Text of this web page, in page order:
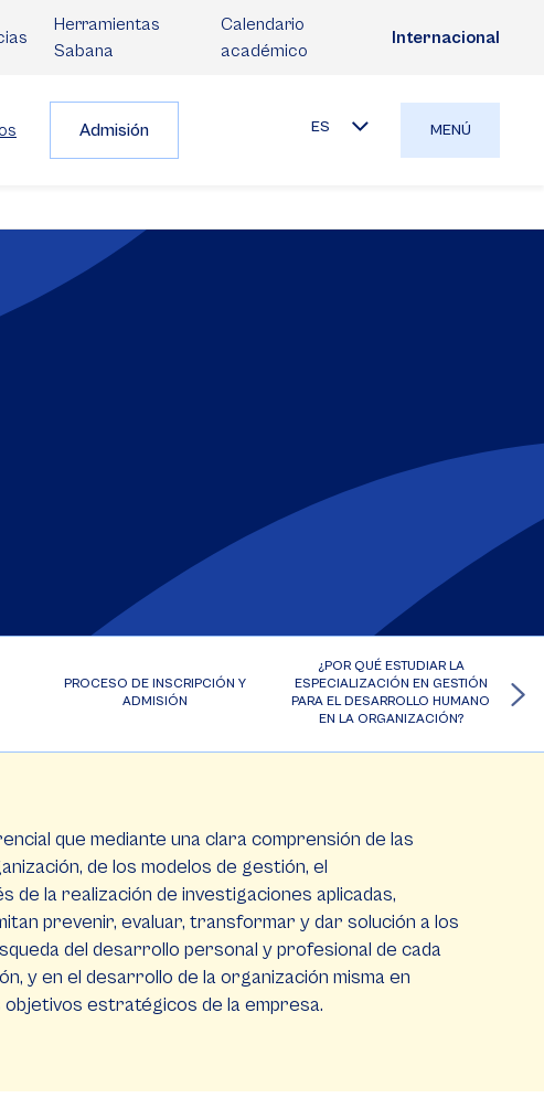
Herramientas
Sabana
Calendario
académico
Internacional
Admisión ES MENÚ
PROCESO DE INSCRIPCIÓN Y
ADMISIÓN
¿POR QUÉ ESTUDIAR LA
ESPECIALIZACIÓN EN GESTIÓN
PARA EL DESARROLLO HUMANO
EN LA ORGANIZACIÓN?
que mediante una clara comprensión de las
de los modelos de gestión, el
la realización de investigaciones aplicadas,
prevenir, evaluar, transformar y dar solución a los
del desarrollo personal y profesional de cada
y en el desarrollo de la organización misma en
objetivos estratégicos de la empresa.